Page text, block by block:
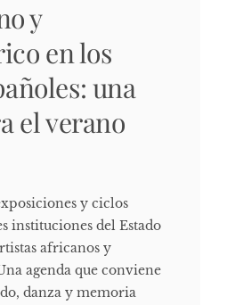
y
en los
una
el verano
y ciclos
instituciones del Estado
africanos y
agenda que conviene
danza y memoria